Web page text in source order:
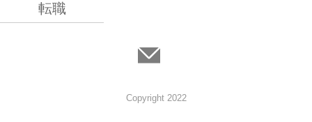
転職
Copyright 2022